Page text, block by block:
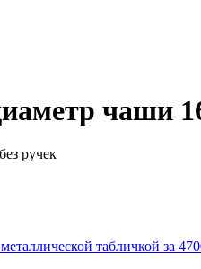
чаши
ручек
табличкой за